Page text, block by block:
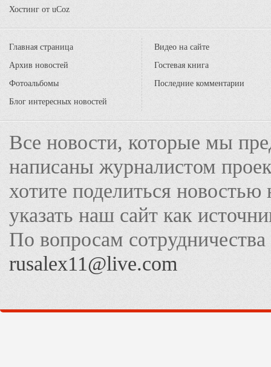
Хостинг от uCoz
Главная страница
Архив новостей
Фотоальбомы
Блог интересных новостей
Видео на сайте
Гостевая книга
Последние комментарии
Все новости, которые мы
написаны журналистом
хотите поделиться
указать наш сайт как
По вопросам
rusalex11@live.com